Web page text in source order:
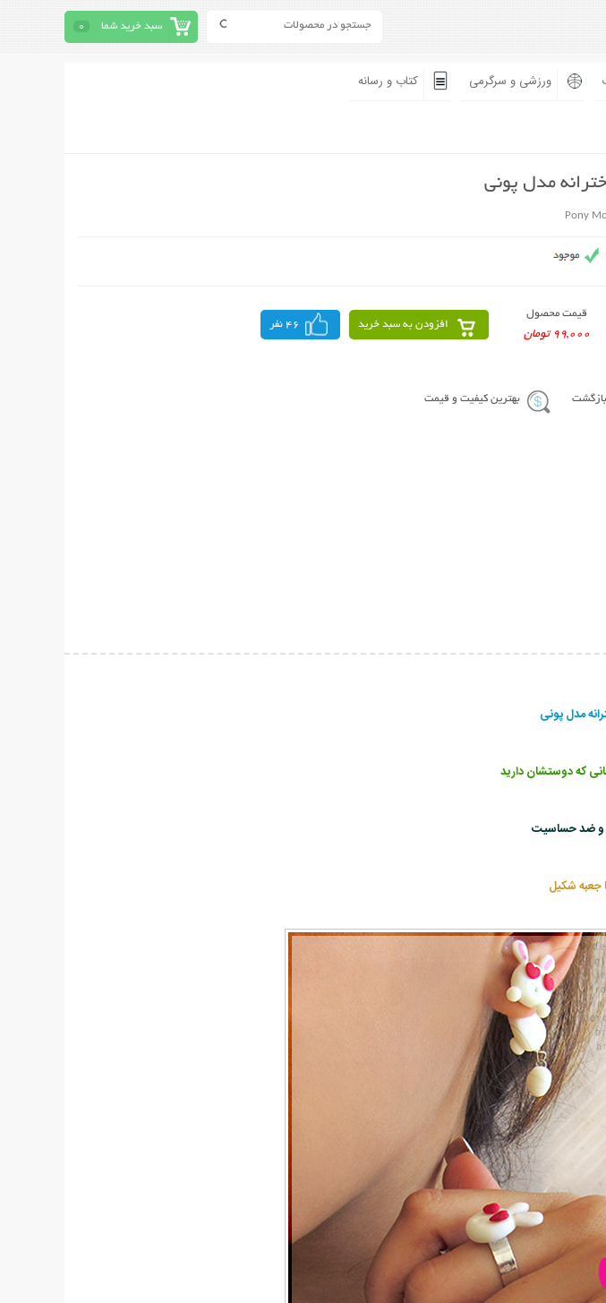
سبد خرید شما 0
ورزشی و سرگرمی کتاب و رسانه
مدل پونی
Pony
قیمت محصول
99,000 تومان
افزودن به سبد خرید 46 نفر
بهترین کیفیت و قیمت
مدل پونی
که دوستشان دارید
و ضد حساسیت
جعبه شکیل